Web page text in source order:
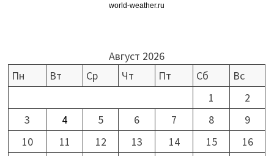
world-weather.ru
Август 2026
Пн
Вт Ср Чт Пт Сб
Вс
1
2
3
4 5 6 7 8
9
10
11 12 13 14 15
16